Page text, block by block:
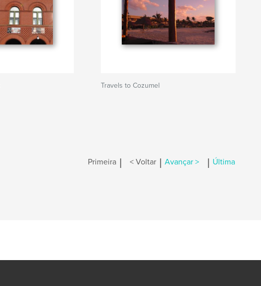
Travels to Cozumel
Primeira | < Voltar | Avançar > | Última